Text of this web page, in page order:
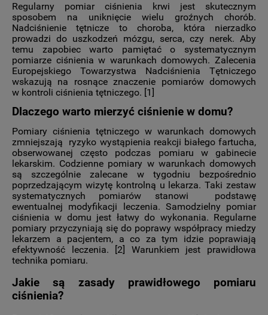
Regularny pomiar ciśnienia krwi jest skutecznym
sposobem na uniknięcie wielu groźnych chorób.
Nadciśnienie tętnicze to choroba, która nierzadko
prowadzi do uszkodzeń mózgu, serca, czy nerek. Aby
temu zapobiec warto pamiętać o systematycznym
pomiarze ciśnienia w warunkach domowych. Zalecenia
Europejskiego Towarzystwa Nadciśnienia Tętniczego
wskazują na rosnące znaczenie pomiarów domowych
w kontroli ciśnienia tętniczego. [1]
Dlaczego warto mierzyć ciśnienie w domu?
Pomiary ciśnienia tętniczego w warunkach domowych
zmniejszają ryzyko wystąpienia reakcji białego fartucha,
obserwowanej często podczas pomiaru w gabinecie
lekarskim. Codzienne pomiary w warunkach domowych
są szczególnie zalecane w tygodniu bezpośrednio
poprzedzającym wizytę kontrolną u lekarza. Taki zestaw
systematycznych pomiarów stanowi podstawę
ewentualnej modyfikacji leczenia. Samodzielny pomiar
ciśnienia w domu jest łatwy do wykonania. Regularne
pomiary przyczyniają się do poprawy współpracy miedzy
lekarzem a pacjentem, a co za tym idzie poprawiają
efektywność leczenia. [2] Warunkiem jest prawidłowa
technika pomiaru.
Jakie są zasady prawidłowego pomiaru
ciśnienia?